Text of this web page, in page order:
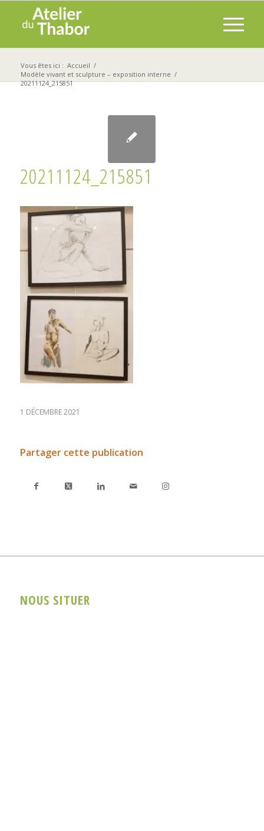
Vous êtes ici : Accueil /
Modèle vivant et sculpture – exposition interne /
20211124_215851
20211124_215851
1 DÉCEMBRE 2021
Partager cette publication
NOUS SITUER